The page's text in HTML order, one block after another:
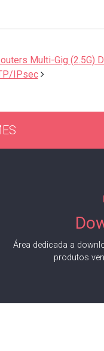
Multi-Gig (2.5G)
IPsec
Área dedicada a
produtos